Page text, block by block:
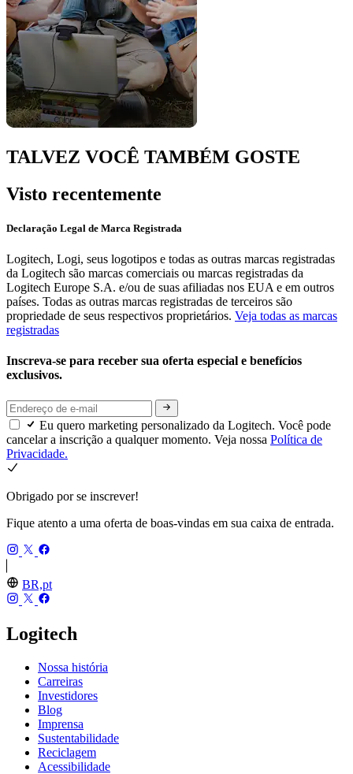
TALVEZ VOCÊ TAMBÉM GOSTE
Visto recentemente
Declaração Legal de Marca Registrada
Logitech, Logi, seus logotipos e todas as outras marcas registradas
da Logitech são marcas comerciais ou marcas registradas da
Logitech Europe S.A. e/ou de suas afiliadas nos EUA e em outros
países. Todas as outras marcas registradas de terceiros são
propriedade de seus respectivos proprietários. Veja todas as marcas
registradas
Inscreva-se para receber sua oferta especial e benefícios
exclusivos.
Eu quero marketing personalizado da Logitech. Você pode
cancelar a inscrição a qualquer momento. Veja nossa Política de
Privacidade.
Obrigado por se inscrever!
Fique atento a uma oferta de boas-vindas em sua caixa de entrada.
BR,pt
Logitech
Nossa história
Carreiras
Investidores
Blog
Imprensa
Sustentabilidade
Reciclagem
Acessibilidade